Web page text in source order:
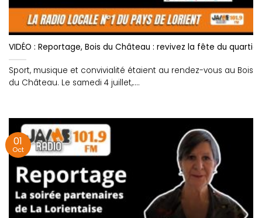
VIDÉO : Reportage, Bois du Château : revivez la fête du quartier
Sport, musique et convivialité étaient au rendez-vous au Bois
du Château. Le samedi 4 juillet,....
01
Oct